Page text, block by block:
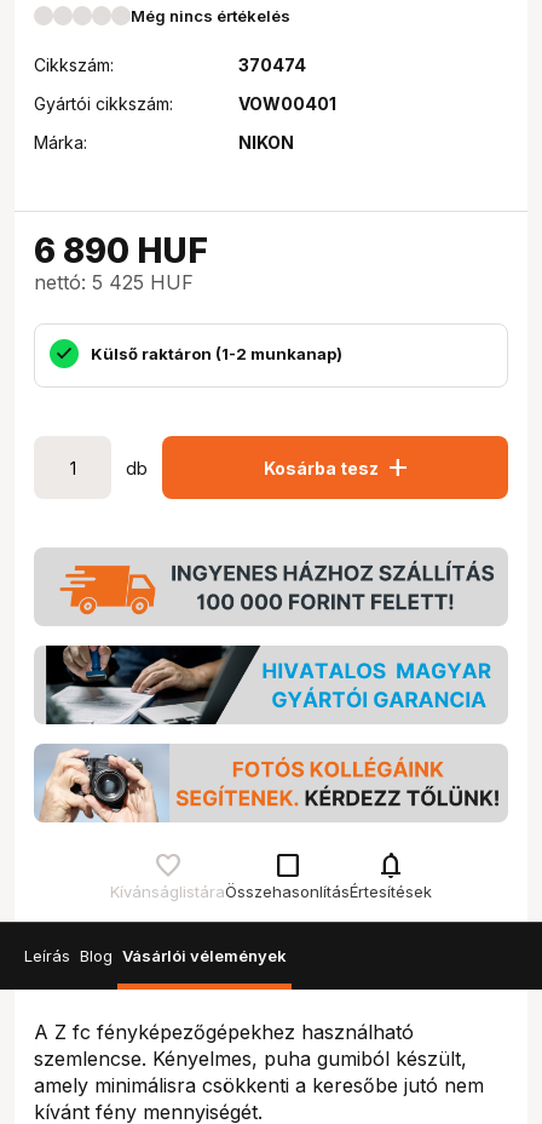
Még nincs értékelés
Cikkszám:
370474
Gyártói cikkszám:
VOW00401
Márka:
NIKON
6 890 HUF
nettó: 5 425 HUF
Külső raktáron (1-2 munkanap)
db Kosárba tesz add
Kívánságlistára
check_box_outline_blank
Összehasonlítás
notifications
Értesítések
Leírás Blog Vásárlói vélemények
A Z fc fényképezőgépekhez használható
szemlencse. Kényelmes, puha gumiból készült,
amely minimálisra csökkenti a keresőbe jutó nem
kívánt fény mennyiségét.